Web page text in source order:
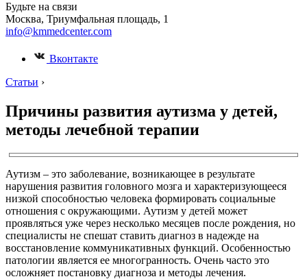
Будьте на связи
Москва, Триумфальная площадь, 1
info@kmmedcenter.com
Вконтакте
Статьи ›
Причины развития аутизма у детей,
методы лечебной терапии
Аутизм – это заболевание, возникающее в результате
нарушения развития головного мозга и характеризующееся
низкой способностью человека формировать социальные
отношения с окружающими. Аутизм у детей может
проявляться уже через несколько месяцев после рождения, но
специалисты не спешат ставить диагноз в надежде на
восстановление коммуникативных функций. Особенностью
патологии является ее многогранность. Очень часто это
осложняет постановку диагноза и методы лечения.